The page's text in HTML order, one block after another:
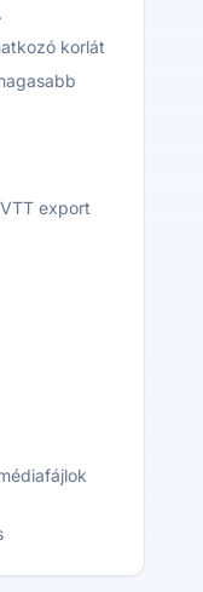
korlát
export